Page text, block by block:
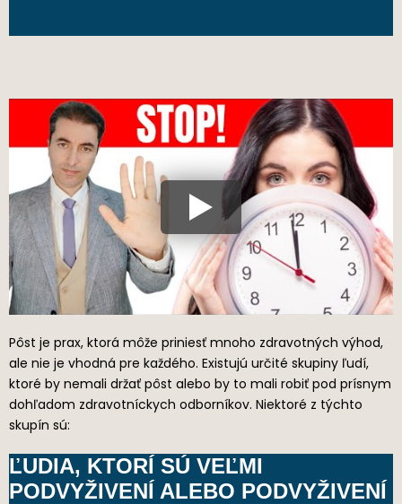
Pôst je prax, ktorá môže priniesť mnoho zdravotných výhod,
ale nie je vhodná pre každého. Existujú určité skupiny ľudí,
ktoré by nemali držať pôst alebo by to mali robiť pod prísnym
dohľadom zdravotníckych odborníkov. Niektoré z týchto
skupín sú:
ĽUDIA, KTORÍ SÚ VEĽMI
PODVYŽIVENÍ ALEBO PODVYŽIVENÍ